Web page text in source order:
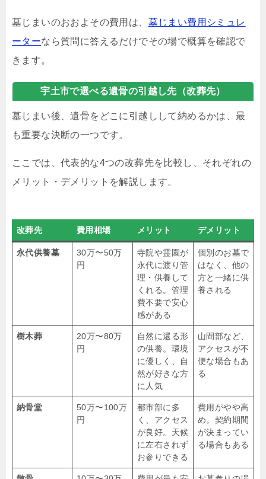
墓じまいのおおよその費用は、 墓じまい費用シミュレ
ーターなら質問に答えるだけでその場で概算を確認で
きます。
宇土市で選べる遺骨の引越し先（改葬先）
墓じまい後、遺骨をどこに引越しして納めるかは、最
も重要な決断の一つです。
ここでは、代表的な4つの改葬先を比較し、それぞれの
メリット・デメリットを解説します。
改葬先 費用相場 メリット デメリット
永代供養墓
30万〜50万
円
寺院や霊園が
永代に渡り管
理・供養して
くれる。管理
費不要で安心
感がある
個別のお墓で
はなく、他の
方と一緒に供
養される
樹木葬
20万〜80万
円
自然に還る形
の供養。環境
に優しく、自
然が好きな方
に人気
山間部など、
アクセスが不
便な場合もあ
る
納骨堂
50万〜100万
円
都市部に多
く、アクセス
が良好。天候
に左右されず
お参りできる
費用がやや高
め。契約期間
が決まってい
る場合もある